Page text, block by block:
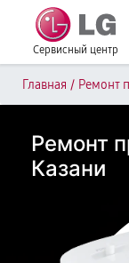
Сервисный центр
Главная / Ремонт
Ремонт
Казани